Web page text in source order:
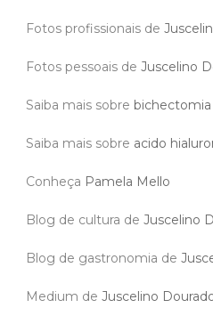
Fotos profissionais de
Fotos pessoais de Juscelino
Saiba mais sobre bichectomia
Saiba mais sobre acido
Conheça Pamela Mello
Blog de cultura de Juscelino
Blog de gastronomia de
Medium de Juscelino